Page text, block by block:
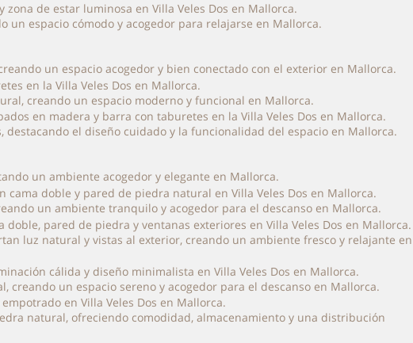
un espacio cómodo y acogedor para relajarse en Mallorca.
un espacio acogedor y bien conectado con el exterior en Mallorca.
creando un espacio moderno y funcional en Mallorca.
el diseño cuidado y la funcionalidad del espacio en Mallorca.
un ambiente acogedor y elegante en Mallorca.
un ambiente tranquilo y acogedor para el descanso en Mallorca.
luz natural y vistas al exterior, creando un ambiente fresco y relajante en
un espacio sereno y acogedor para el descanso en Mallorca.
natural, ofreciendo comodidad, almacenamiento y una distribución